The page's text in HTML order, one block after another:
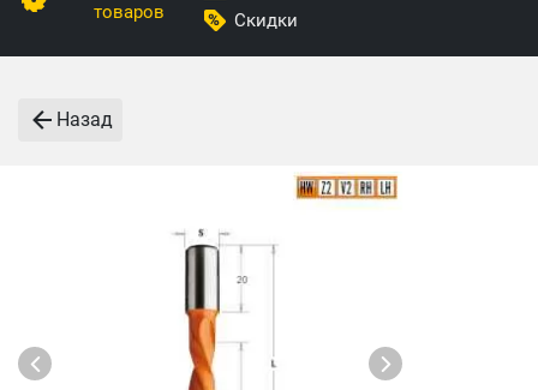
товаров
Скидки
Назад